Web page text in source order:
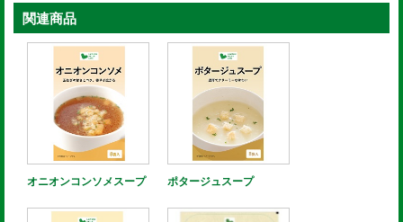
関連商品
オニオンコンソメスープ ポタージュスープ